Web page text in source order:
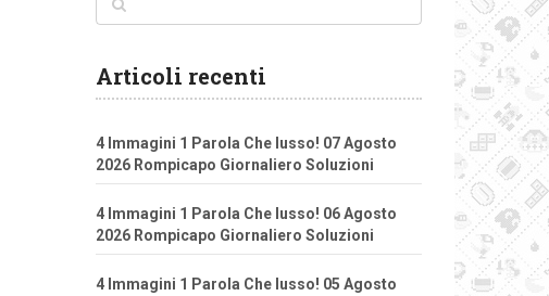
Articoli recenti
4 Immagini 1 Parola Che lusso! 07 Agosto
2026 Rompicapo Giornaliero Soluzioni
4 Immagini 1 Parola Che lusso! 06 Agosto
2026 Rompicapo Giornaliero Soluzioni
4 Immagini 1 Parola Che lusso! 05 Agosto